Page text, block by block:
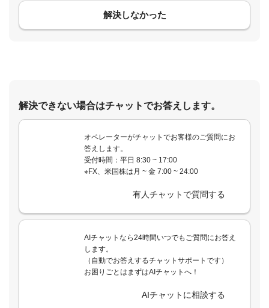
解決しなかった
解決できない場合はチャットでお答えします。
オペレーターがチャットでお客様のご質問にお
答えします。
受付時間：平日 8:30 ~ 17:00
※FX、米国株は月 ~ 金 7:00 ~ 24:00
有人チャットで質問する
AIチャットなら24時間いつでもご質問にお答え
します。
（自動でお答えするチャットサポートです）
お困りごとはまずはAIチャットへ！
AIチャットに相談する